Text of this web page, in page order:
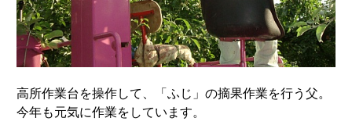
高所作業台を操作して、「ふじ」の摘果作業を行う父。
今年も元気に作業をしています。